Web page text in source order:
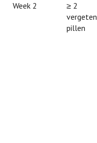
Week 2
≥ 2
vergeten
pillen